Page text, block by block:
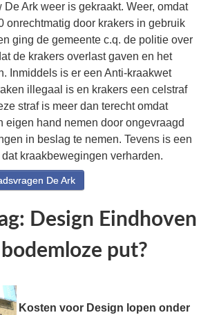
De Ark weer is gekraakt. Weer, omdat
onrechtmatig door krakers in gebruik
ging de gemeente c.q. de politie over
de krakers overlast gaven en het
Inmiddels is er een Anti-kraakwet
illegaal is en krakers een celstraf
straf is meer dan terecht omdat
eigen hand nemen door ongevraagd
in beslag te nemen. Tevens is een
kraakbewegingen verharden.
De Ark
Design Eindhoven
put?
Kosten voor Design lopen onder